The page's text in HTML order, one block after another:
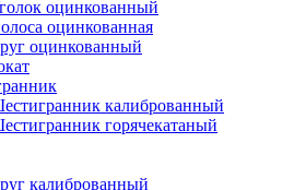
оцинкованный
оцинкованная
оцинкованный
калиброванный
горячекатаный
калиброванный